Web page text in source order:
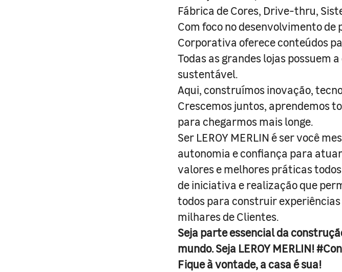
Fábrica de Cores, Drive-thru,
Com foco no desenvolvimento de
Corporativa oferece conteúdos
Todas as grandes lojas possuem
sustentável.
Aqui, construímos inovação,
Crescemos juntos, aprendemos
para chegarmos mais longe.
Ser LEROY MERLIN é ser você
autonomia e confiança para
valores e melhores práticas
de iniciativa e realização que
todos para construir
milhares de Clientes.
Seja parte essencial da
mundo. Seja LEROY MERLIN!
Fique à vontade, a casa é sua!